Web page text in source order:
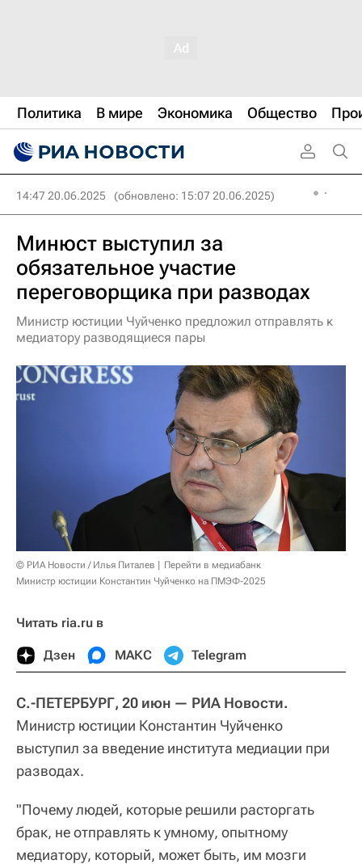
Политика В мире Экономика Общество
14:47 20.06.2025 (обновлено: 15:07 20.06.2025)
Минюст выступил за
обязательное участие
переговорщика при разводах
Министр юстиции Чуйченко предложил отправлять к
медиатору разводящиеся пары
© РИА Новости / Илья Питалев
Перейти в медиабанк
Министр юстиции Константин Чуйченко на ПМЭФ-2025
Читать ria.ru в
Дзен МАКС Telegram
С.-ПЕТЕРБУРГ, 20 июн — РИА Новости.
Министр юстиции Константин Чуйченко
выступил за введение института медиации при
разводах.
"Почему людей, которые решили расторгать
брак, не отправлять к умному, опытному
медиатору, который, может быть, им мозги